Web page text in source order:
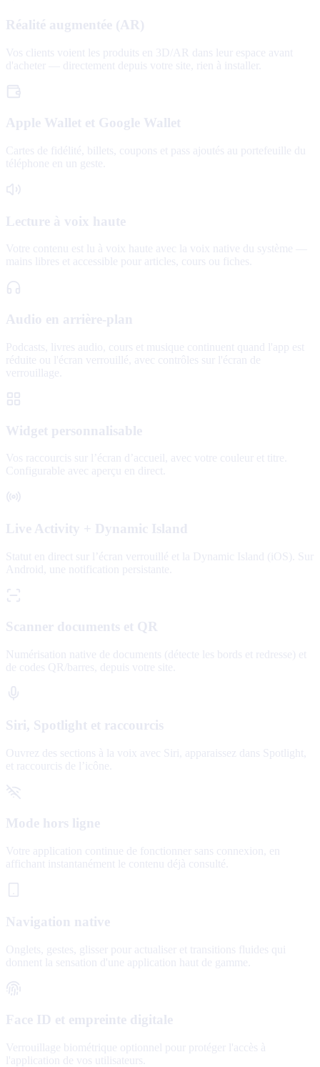
Réalité augmentée (AR)
Vos clients voient les produits en 3D/AR dans leur espace avant
d'acheter — directement depuis votre site, rien à installer.
Apple Wallet et Google Wallet
Cartes de fidélité, billets, coupons et pass ajoutés au portefeuille du
téléphone en un geste.
Lecture à voix haute
Votre contenu est lu à voix haute avec la voix native du système —
mains libres et accessible pour articles, cours ou fiches.
Audio en arrière-plan
Podcasts, livres audio, cours et musique continuent quand l'app est
réduite ou l'écran verrouillé, avec contrôles sur l'écran de
verrouillage.
Widget personnalisable
Vos raccourcis sur l’écran d’accueil, avec votre couleur et titre.
Configurable avec aperçu en direct.
Live Activity + Dynamic Island
Statut en direct sur l’écran verrouillé et la Dynamic Island (iOS). Sur
Android, une notification persistante.
Scanner documents et QR
Numérisation native de documents (détecte les bords et redresse) et
de codes QR/barres, depuis votre site.
Siri, Spotlight et raccourcis
Ouvrez des sections à la voix avec Siri, apparaissez dans Spotlight,
et raccourcis de l’icône.
Mode hors ligne
Votre application continue de fonctionner sans connexion, en
affichant instantanément le contenu déjà consulté.
Navigation native
Onglets, gestes, glisser pour actualiser et transitions fluides qui
donnent la sensation d'une application haut de gamme.
Face ID et empreinte digitale
Verrouillage biométrique optionnel pour protéger l'accès à
l'application de vos utilisateurs.